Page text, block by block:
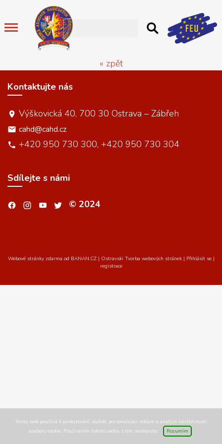
« zpět
Kontaktujte nás
Výškovická 40, 700 30 Ostrava – Zábřeh
cahd@cahd.cz
+420 950 730 300, +420 950 730 304
Sdílejte s námi
© 2024
Webové stránky zdarma od BANAN.CZ| Ostravski Tvorba webových stránek | Přihlásit se |
registrace
Tento web používá k poskytování služeb, personalizaci reklam a analýze návštěvnosti
soubory cookie. Používáním tohoto webu s tím souhlasíte.
Rozumím